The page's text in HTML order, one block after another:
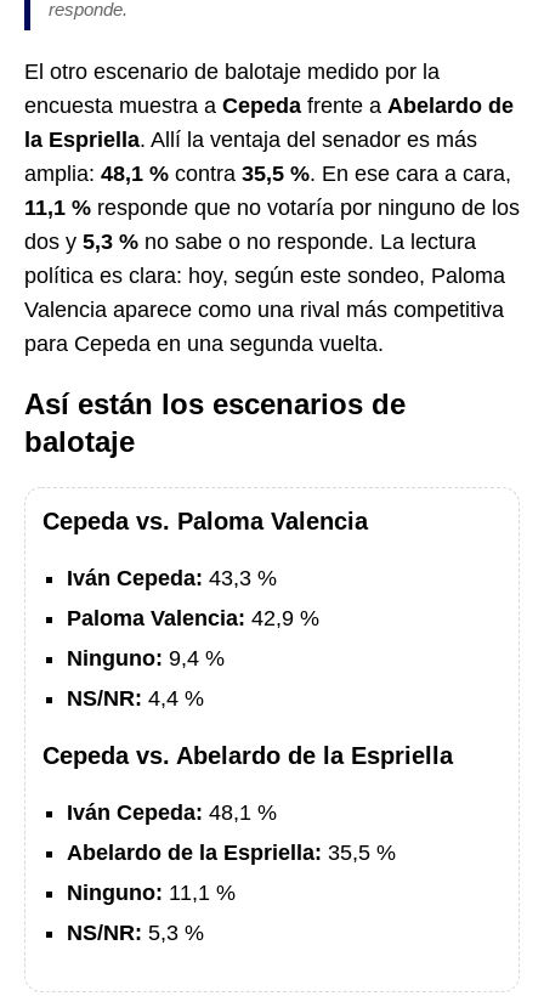
responde.
El otro escenario de balotaje medido por la
encuesta muestra a Cepeda frente a Abelardo de
la Espriella. Allí la ventaja del senador es más
amplia: 48,1 % contra 35,5 %. En ese cara a cara,
11,1 % responde que no votaría por ninguno de los
dos y 5,3 % no sabe o no responde. La lectura
política es clara: hoy, según este sondeo, Paloma
Valencia aparece como una rival más competitiva
para Cepeda en una segunda vuelta.
Así están los escenarios de
balotaje
Cepeda vs. Paloma Valencia
Iván Cepeda: 43,3 %
Paloma Valencia: 42,9 %
Ninguno: 9,4 %
NS/NR: 4,4 %
Cepeda vs. Abelardo de la Espriella
Iván Cepeda: 48,1 %
Abelardo de la Espriella: 35,5 %
Ninguno: 11,1 %
NS/NR: 5,3 %